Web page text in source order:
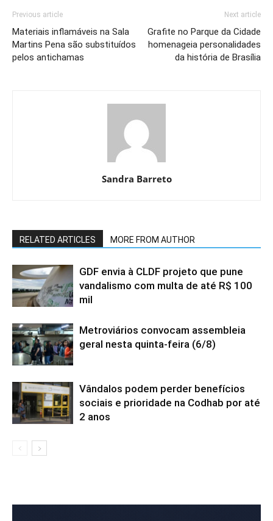
Previous article
Materiais inflamáveis na Sala
Martins Pena são substituídos
pelos antichamas
Next article
Grafite no Parque da Cidade
homenageia personalidades
da história de Brasília
Sandra Barreto
RELATED ARTICLES MORE FROM AUTHOR
GDF envia à CLDF projeto que pune
vandalismo com multa de até R$ 100
mil
Metroviários convocam assembleia
geral nesta quinta-feira (6/8)
Vândalos podem perder benefícios
sociais e prioridade na Codhab por até
2 anos